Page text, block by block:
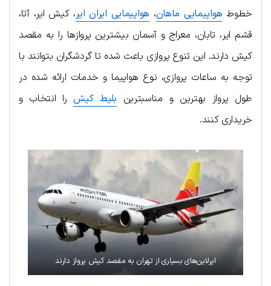
خطوط هواپیمایی ماهان، هواپیمایی ایران‌ ایر، کیش ایر، آتا،
قشم ایر، تابان، معراج و آسمان بیشترین پروازها را به مقصد
کیش دارند. این تنوع پروازی باعث شده تا گردشگران بتوانند با
توجه به ساعات پروازی، نوع هواپیما و خدمات ارائه شده در
طول پرواز بهترین و مناسبترین بلیط کیشرا انتخاب و
خریداری کنند.
ایرلاین‌های بسیاری از تهران به مقصد کیش پرواز دارند